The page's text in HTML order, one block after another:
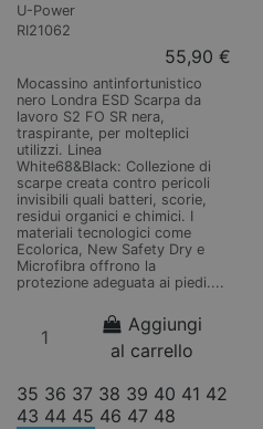
U-Power
RI21062
55,90 €
Mocassino antinfortunistico
nero Londra ESD Scarpa da
lavoro S2 FO SR nera,
traspirante, per molteplici
utilizzi. Linea
White68&Black: Collezione di
scarpe creata contro pericoli
invisibili quali batteri, scorie,
residui organici e chimici. I
materiali tecnologici come
Ecolorica, New Safety Dry e
Microfibra offrono la
protezione adeguata ai piedi....
Aggiungi
al carrello
35 36 37 38 39 40 41 42
43 44 45 46 47 48